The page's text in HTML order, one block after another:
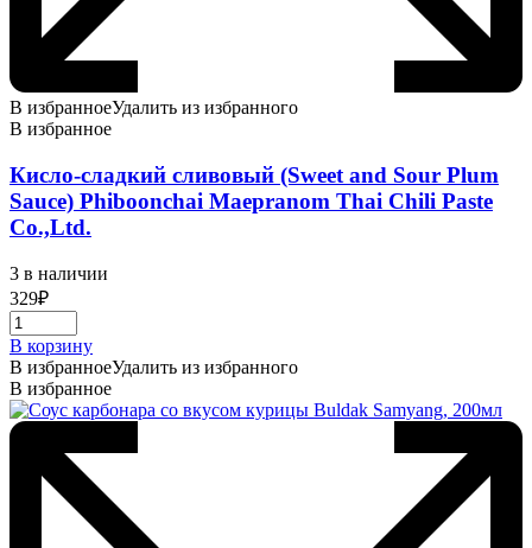
В избранноеУдалить из избранного
В избранное
Кисло-сладкий сливовый (Sweet and Sour Plum
Sauce) Phiboonchai Maepranom Thai Chili Paste
Co.,Ltd.
3 в наличии
329₽
В корзину
В избранноеУдалить из избранного
В избранное